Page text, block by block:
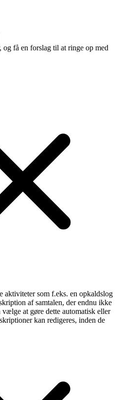
få en forslag til at ringe op med
aktiviteter som f.eks. en opkaldslog
af samtalen, der endnu ikke
at gøre dette automatisk eller
kan redigeres, inden de